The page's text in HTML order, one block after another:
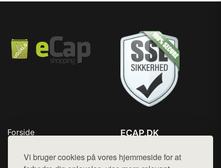
Vi bruger cookies på vores hjemmeside for at
Forside
Top Rabatter
ECAP.DK